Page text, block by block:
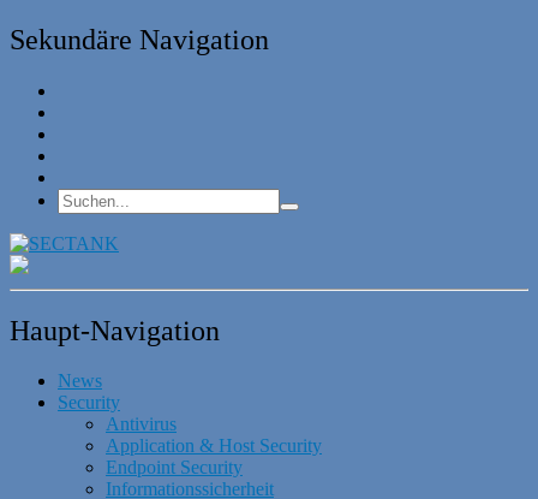
Sekundäre Navigation
Haupt-Navigation
News
Security
Antivirus
Application & Host Security
Endpoint Security
Informationssicherheit